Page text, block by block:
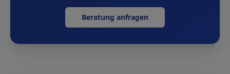
Beratung anfragen